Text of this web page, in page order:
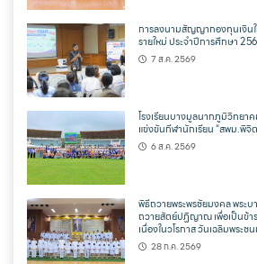
การลงนามสัญญากองทุนเงิน
รายใหม่ ประจำปีการศึกษา
7 ส.ค. 2569
โรงเรียนบางมูลนากภูมิวิทยา
แข่งขันกีฬานักเรียน “สพม.พิจิ
6 ส.ค. 2569
พิธีถวายพระพรชัยมงคล พระบ
ถวายสัตย์ปฏิญาณ เพื่อเป็นข้า
เนื่องในวโรกาส วันเฉลิมพระ
28 ก.ค. 2569